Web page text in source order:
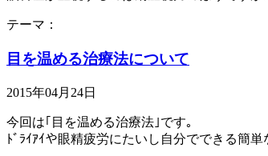
テーマ：
目を温める治療法について
2015年04月24日
今回は｢目を温める治療法｣です｡
ﾄﾞﾗｲｱｲや眼精疲労にたいし自分でできる簡